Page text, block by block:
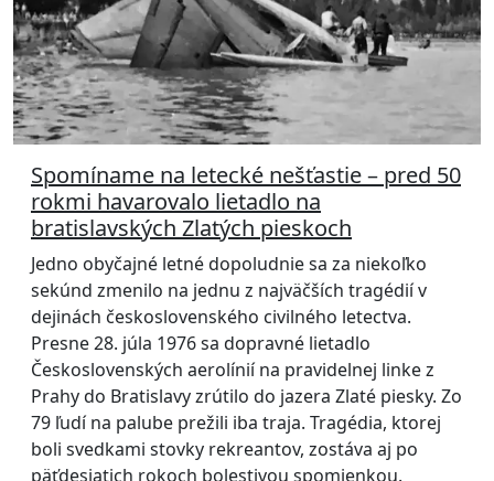
Spomíname na letecké nešťastie – pred 50
rokmi havarovalo lietadlo na
bratislavských Zlatých pieskoch
Jedno obyčajné letné dopoludnie sa za niekoľko
sekúnd zmenilo na jednu z najväčších tragédií v
dejinách československého civilného letectva.
Presne 28. júla 1976 sa dopravné lietadlo
Československých aerolínií na pravidelnej linke z
Prahy do Bratislavy zrútilo do jazera Zlaté piesky. Zo
79 ľudí na palube prežili iba traja. Tragédia, ktorej
boli svedkami stovky rekreantov, zostáva aj po
päťdesiatich rokoch bolestivou spomienkou.